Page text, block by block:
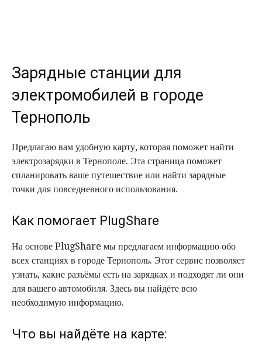
Зарядные станции для
электромобилей в городе
Тернополь
Предлагаю вам удобную карту, которая поможет найти
электрозарядки в Тернополе. Эта страница поможет
спланировать ваше путешествие или найти зарядные
точки для повседневного использования.
Как помогает PlugShare
На основе PlugShare мы предлагаем информацию обо
всех станциях в городе Тернополь. Этот сервис позволяет
узнать, какие разъёмы есть на зарядках и подходят ли они
для вашего автомобиля. Здесь вы найдёте всю
необходимую информацию.
Что вы найдёте на карте: